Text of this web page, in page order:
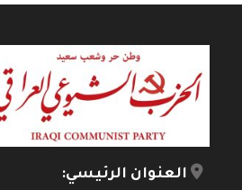
العنوان الرئيسي: